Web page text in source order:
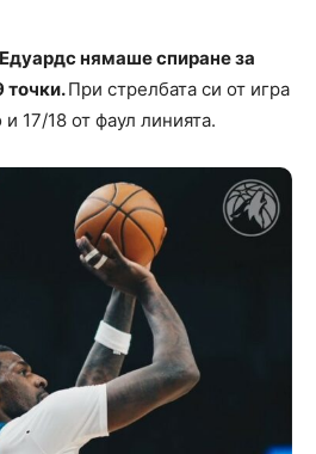
нямаше спиране за
точки.При стрелбата си от игра
17/18 от фаул линията.